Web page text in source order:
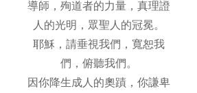
導師，殉道者的力量，真理證
人的光明，眾聖人的冠冕。
耶穌，請垂視我們，寬恕我
們，俯聽我們。
因你降生成人的奧蹟，你謙卑